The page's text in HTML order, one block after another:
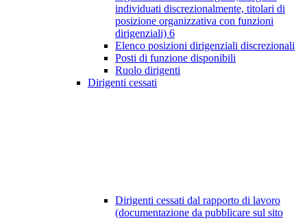
individuati discrezionalmente, titolari di
posizione organizzativa con funzioni
dirigenziali) 6
Elenco posizioni dirigenziali discrezionali
Posti di funzione disponibili
Ruolo dirigenti
Dirigenti cessati
Dirigenti cessati dal rapporto di lavoro
(documentazione da pubblicare sul sito